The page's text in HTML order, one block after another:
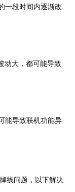
一段时间内逐渐改
动大，都可能导致
能导致联机功能异
线问题，以下解决